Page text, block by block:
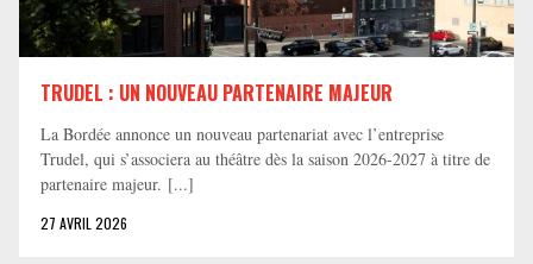
TRUDEL : UN NOUVEAU PARTENAIRE MAJEUR
La Bordée annonce un nouveau partenariat avec l’entreprise
Trudel, qui s’associera au théâtre dès la saison 2026-2027 à titre de
partenaire majeur. [...]
27 AVRIL 2026